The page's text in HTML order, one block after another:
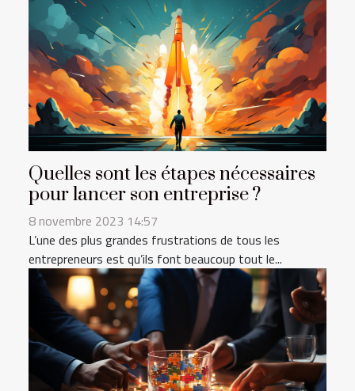
Quelles sont les étapes nécessaires
pour lancer son entreprise ?
8 novembre 2023 14:57
L’une des plus grandes frustrations de tous les
entrepreneurs est qu’ils font beaucoup tout le...